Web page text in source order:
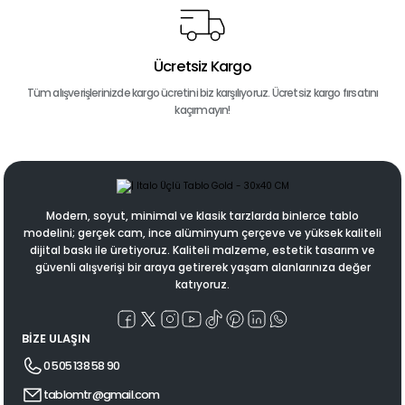
Ücretsiz Kargo
Tüm alışverişlerinizde kargo ücretini biz karşılıyoruz. Ücretsiz kargo fırsatını
kaçırmayın!
Modern, soyut, minimal ve klasik tarzlarda binlerce tablo
modelini; gerçek cam, ince alüminyum çerçeve ve yüksek kaliteli
dijital baskı ile üretiyoruz. Kaliteli malzeme, estetik tasarım ve
güvenli alışverişi bir araya getirerek yaşam alanlarınıza değer
katıyoruz.
BİZE ULAŞIN
0 505 138 58 90
tablomtr@gmail.com